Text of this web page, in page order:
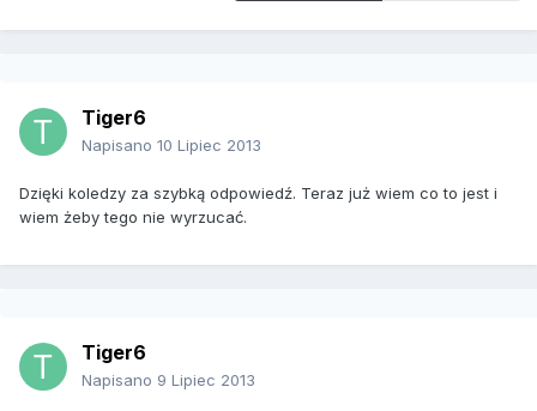
Tiger6
Napisano 10 Lipiec 2013
Dzięki koledzy za szybką odpowiedź. Teraz już wiem co to jest i
wiem żeby tego nie wyrzucać.
Tiger6
Napisano 9 Lipiec 2013